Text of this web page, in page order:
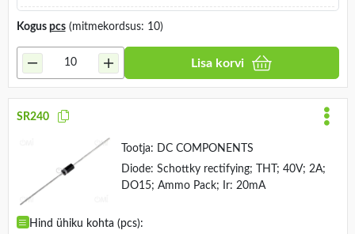
Kogus pcs(mitmekordsus: 10)
Lisa korvi
SR240
Tootja: DC COMPONENTS
Diode: Schottky rectifying; THT; 40V; 2A;
DO15; Ammo Pack; Ir: 20mA
Hind ühiku kohta (pcs):